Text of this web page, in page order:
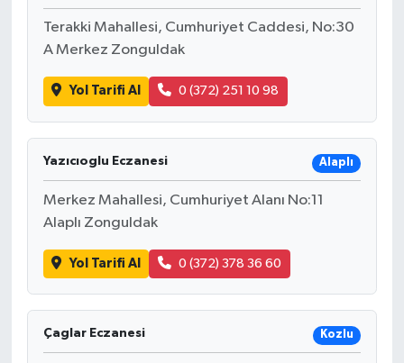
Terakki Mahallesi, Cumhuriyet Caddesi, No:30
A Merkez Zonguldak
Yol Tarifi Al 0 (372) 251 10 98
Yazıcıoglu Eczanesi Alaplı
Merkez Mahallesi, Cumhuriyet Alanı No:11
Alaplı Zonguldak
Yol Tarifi Al 0 (372) 378 36 60
Çaglar Eczanesi Kozlu